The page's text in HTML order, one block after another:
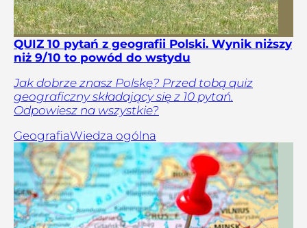
QUIZ 10 pytań z geografii Polski. Wynik niższy
niż 9/10 to powód do wstydu
Jak dobrze znasz Polskę? Przed tobą quiz
geograficzny składający się z 10 pytań.
Odpowiesz na wszystkie?
GeografiaWiedza ogólna